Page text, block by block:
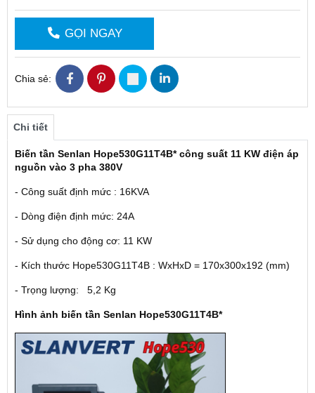
GỌI NGAY
Chia sẻ:
Chi tiết
Biến tần Senlan Hope530G11T4B* công suất 11 KW điện áp
nguồn vào 3 pha 380V
- Công suất định mức : 16KVA
- Dòng điện định mức: 24A
- Sử dụng cho động cơ: 11 KW
- Kích thước Hope530G11T4B : WxHxD = 170x300x192 (mm)
- Trọng lượng: 5,2 Kg
Hình ảnh biến tần Senlan Hope530G11T4B*